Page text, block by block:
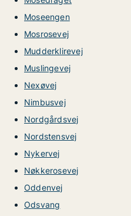
Moseengen
Mosrosevej
Mudderklirevej
Muslingevej
Nexøvej
Nimbusvej
Nordgårdsvej
Nordstensvej
Nykervej
Nøkkerosevej
Oddenvej
Odsvang